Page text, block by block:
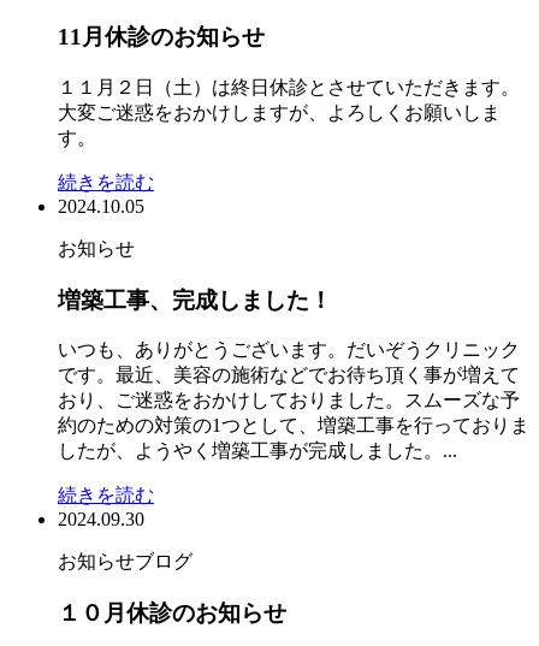
11月休診のお知らせ
１１月２日（土）は終日休診とさせていただきます。
大変ご迷惑をおかけしますが、よろしくお願いしま
す。
続きを読む
2024.10.05
お知らせ
増築工事、完成しました！
いつも、ありがとうございます。だいぞうクリニック
です。最近、美容の施術などでお待ち頂く事が増えて
おり、ご迷惑をおかけしておりました。スムーズな予
約のための対策の1つとして、増築工事を行っておりま
したが、ようやく増築工事が完成しました。...
続きを読む
2024.09.30
お知らせブログ
１０月休診のお知らせ